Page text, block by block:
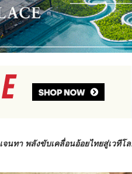
นทา พลังขับเคลื่อนอ้อยไทยสู่เวทีโ